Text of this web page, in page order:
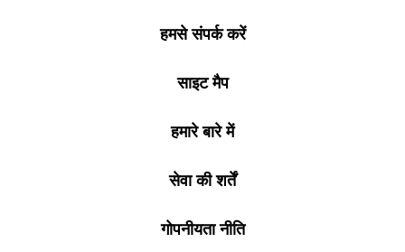
हमसे संपर्क करें
साइट मैप
हमारे बारे में
सेवा की शर्तें
गोपनीयता नीति